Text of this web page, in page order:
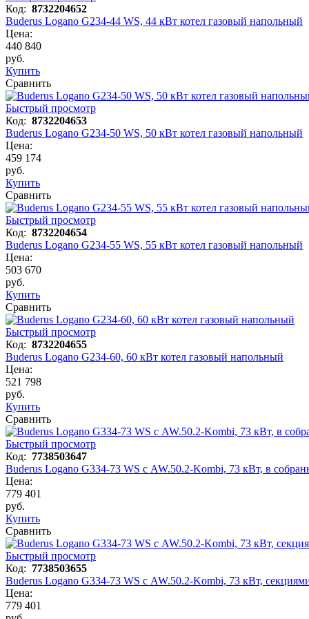
Код: 8732204652
Buderus Logano G234-44 WS, 44 кВт котел газовый напольный
Цена:
440 840
руб.
Купить
Сравнить
Быстрый просмотр
Код: 8732204653
Buderus Logano G234-50 WS, 50 кВт котел газовый напольный
Цена:
459 174
руб.
Купить
Сравнить
Быстрый просмотр
Код: 8732204654
Buderus Logano G234-55 WS, 55 кВт котел газовый напольный
Цена:
503 670
руб.
Купить
Сравнить
Быстрый просмотр
Код: 8732204655
Buderus Logano G234-60, 60 кВт котел газовый напольный
Цена:
521 798
руб.
Купить
Сравнить
Быстрый просмотр
Код: 7738503647
Buderus Logano G334-73 WS с AW.50.2-Kombi, 73 кВт, в
Цена:
779 401
руб.
Купить
Сравнить
Быстрый просмотр
Код: 7738503655
Buderus Logano G334-73 WS с AW.50.2-Kombi, 73 кВт,
Цена:
779 401